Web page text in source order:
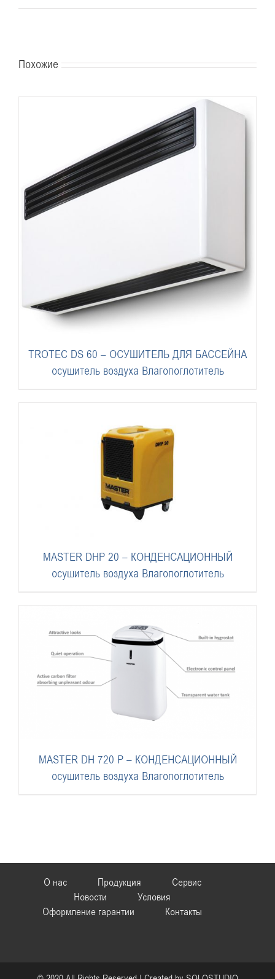
Похожие
TROTEC DS 60 – ОСУШИТЕЛЬ ДЛЯ БАССЕЙНА
осушитель воздуха Влагопоглотитель
MASTER DHP 20 – КОНДЕНСАЦИОННЫЙ
осушитель воздуха Влагопоглотитель
MASTER DH 720 P – КОНДЕНСАЦИОННЫЙ
осушитель воздуха Влагопоглотитель
О нас Продукция
Сервис
Новости
Условия
Оформление гарантии
Контакты